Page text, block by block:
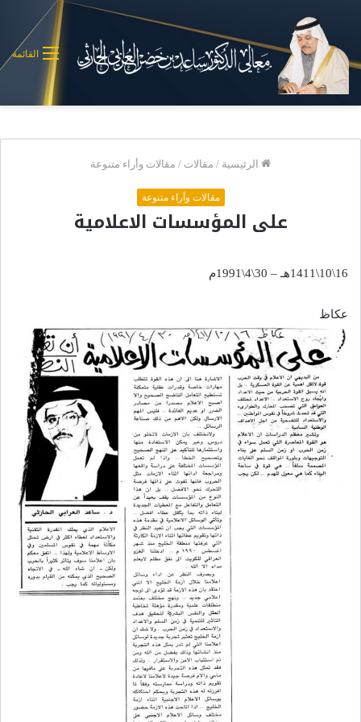
القائمة
الرئيسية / مقالات / مقالات وأراء متنوعة
مقالات وأراء متنوعة
على المؤسسات الاعلامية
16\10\1411هـ – 30\4\1991م
عكاظ